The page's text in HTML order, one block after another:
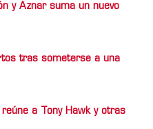
y Aznar suma un nuevo
tras someterse a una
a Tony Hawk y otras